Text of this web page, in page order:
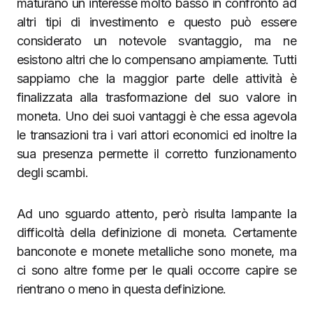
maturano un interesse molto basso in confronto ad
altri tipi di investimento e questo può essere
considerato un notevole svantaggio, ma ne
esistono altri che lo compensano ampiamente. Tutti
sappiamo che la maggior parte delle attività è
finalizzata alla trasformazione del suo valore in
moneta. Uno dei suoi vantaggi è che essa agevola
le transazioni tra i vari attori economici ed inoltre la
sua presenza permette il corretto funzionamento
degli scambi.
Ad uno sguardo attento, però risulta lampante la
difficoltà della definizione di moneta. Certamente
banconote e monete metalliche sono monete, ma
ci sono altre forme per le quali occorre capire se
rientrano o meno in questa definizione.